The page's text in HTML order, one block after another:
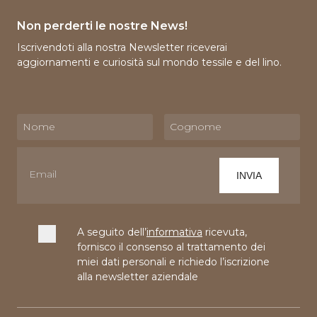
Non perderti le nostre News!
Iscrivendoti alla nostra Newsletter riceverai
aggiornamenti e curiosità sul mondo tessile e del lino.
A seguito dell’informativa ricevuta,
fornisco il consenso al trattamento dei
miei dati personali e richiedo l’iscrizione
alla newsletter aziendale